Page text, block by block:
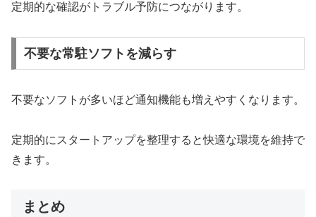
定期的な確認がトラブル予防につながります。
不要な常駐ソフトを減らす
不要なソフトが多いほど通知機能も増えやすくなります。
定期的にスタートアップを整理すると快適な環境を維持で
きます。
まとめ